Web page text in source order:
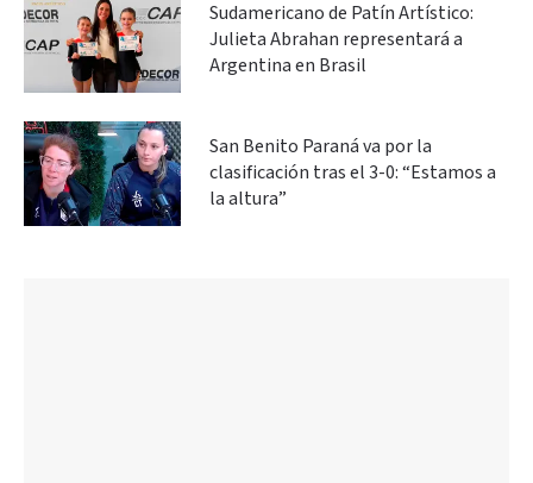
Sudamericano de Patín Artístico:
Julieta Abrahan representará a
Argentina en Brasil
San Benito Paraná va por la
clasificación tras el 3-0: “Estamos a
la altura”